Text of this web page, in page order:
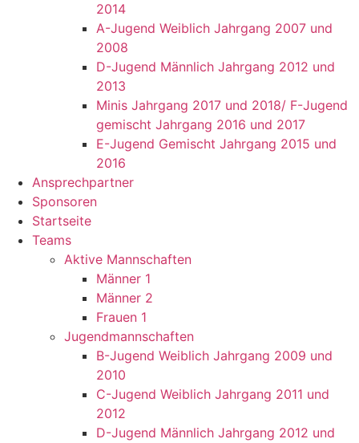
2014
A-Jugend Weiblich Jahrgang 2007 und
2008
D-Jugend Männlich Jahrgang 2012 und
2013
Minis Jahrgang 2017 und 2018/ F-Jugend
gemischt Jahrgang 2016 und 2017
E-Jugend Gemischt Jahrgang 2015 und
2016
Ansprechpartner
Sponsoren
Startseite
Teams
Aktive Mannschaften
Männer 1
Männer 2
Frauen 1
Jugendmannschaften
B-Jugend Weiblich Jahrgang 2009 und
2010
C-Jugend Weiblich Jahrgang 2011 und
2012
D-Jugend Männlich Jahrgang 2012 und